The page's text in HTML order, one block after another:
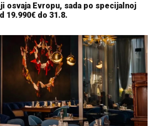
osvaja Evropu, sada po specijalnoj
19.990€ do 31.8.